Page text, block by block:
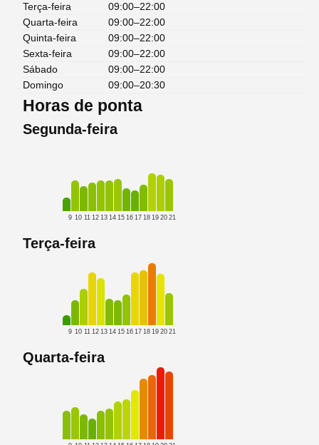
Terça-feira
09:00–22:00
Quarta-feira
09:00–22:00
Quinta-feira
09:00–22:00
Sexta-feira
09:00–22:00
Sábado
09:00–22:00
Domingo
09:00–20:30
Horas de ponta
Segunda-feira
9 10 11 12 13 14 15 16 17 18 19 20 21
Terça-feira
9 10 11 12 13 14 15 16 17 18 19 20 21
Quarta-feira